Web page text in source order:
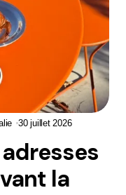
30 juillet 2026
la